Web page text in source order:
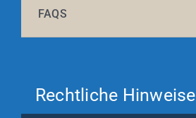
FAQS
Rechtliche Hinweise